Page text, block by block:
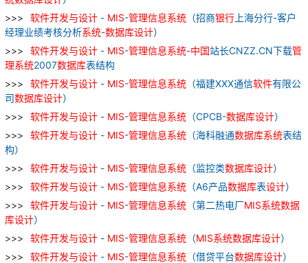
软件开发与设计 - MIS-管理信息系统 （招商银行 上海分行-客户
经理业绩考核分析系统-数据库设计）
软件开发与设计 - MIS-管理信息系统-中国站长CNZZ.CN下载管
理系统2007数据库表结构
软件开发与设计 - MIS-管理信息系统 （福建XXX通信软件有限公
司数据库设计）
软件开发与设计 - MIS-管理信息系统 （CPCB-数据库设计）
软件开发与设计 - MIS-管理信息系统 （海科融通数据库系统表结
构）
软件开发与设计 - MIS-管理信息系统 （监控类数据库设计）
软件开发与设计 - MIS-管理信息系统 （A6产品数据库表设计）
软件开发与设计 - MIS-管理信息系统 （第二热电厂MIS系统数据
库设计）
软件开发与设计 - MIS-管理信息系统 （MIS系统数据库设计）
软件开发与设计 - MIS-管理信息系统 （借贷平台数据库设计）